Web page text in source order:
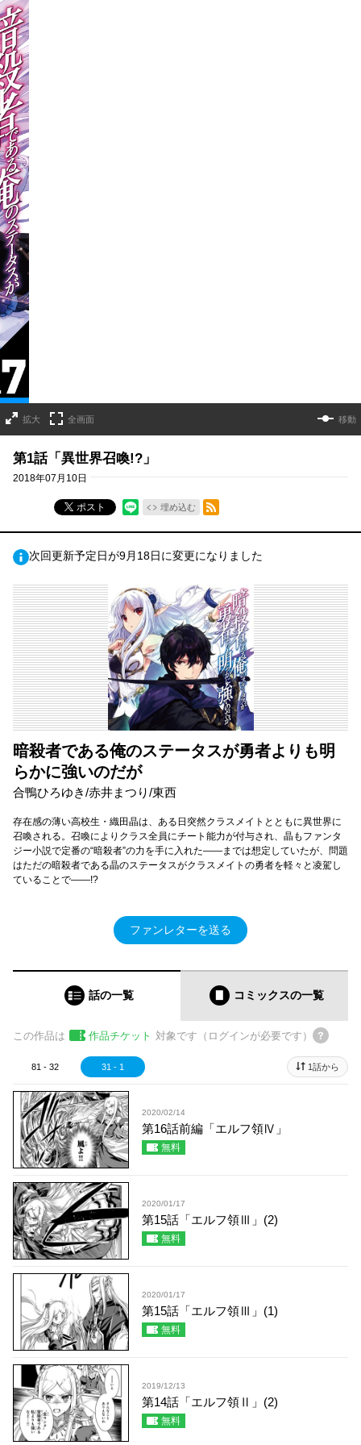
拡大 全画面 移動
第1話「異世界召喚!?」
2018年07月10日
ポスト 埋め込む
RSSフィード
次回更新予定日が9月18日に変更になりました
暗殺者である俺のステータスが勇者よりも明
らかに強いのだが
合鴨ひろゆき/赤井まつり/東西
存在感の薄い高校生・織田晶は、ある日突然クラスメイトとともに異世界に
召喚される。召喚によりクラス全員にチート能力が付与され、晶もファンタ
ジー小説で定番の“暗殺者”の力を手に入れた――までは想定していたが、問題
はただの暗殺者である晶のステータスがクラスメイトの勇者を軽々と凌駕し
ていることで――!?
ファンレターを送る
話の一覧 コミックスの一覧
この作品は 作品チケット 対象です（ログインが必要です）
81 - 32 31 - 1 1話から
2020/02/14
第16話前編「エルフ領Ⅳ」
無料
2020/01/17
第15話「エルフ領Ⅲ」(2)
無料
2020/01/17
第15話「エルフ領Ⅲ」(1)
無料
2019/12/13
第14話「エルフ領Ⅱ」(2)
無料